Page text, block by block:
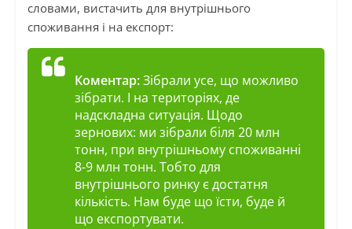
словами, вистачить для внутрішнього
споживання і на експорт:
Коментар:Зібрали усе, що можливо
зібрати. І на територіях, де
надскладна ситуація. Щодо
зернових: ми зібрали біля 20 млн
тонн, при внутрішньому споживанні
8-9 млн тонн. Тобто для
внутрішнього ринку є достатня
кількість. Нам буде що їсти, буде й
що експортувати.